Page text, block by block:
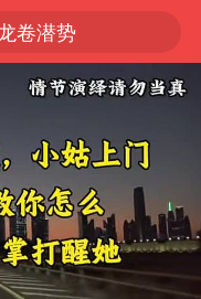
卷潜势
上半年我国经营主体结构持续优化
上海：5号线16号线浦江线全线停运
白海豚预计将在浙江苍南到三门一带登陆
今日15时起福州地铁高架区段停运
国足U17与阿森纳决赛取消 并列冠军